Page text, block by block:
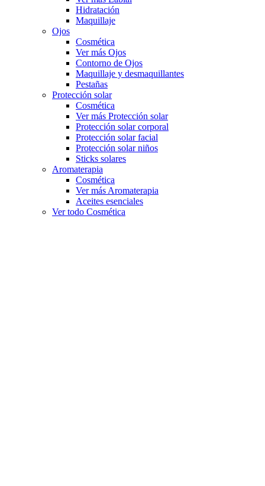
Hidratación
Maquillaje
Ojos
Cosmética
Ver más Ojos
Contorno de Ojos
Maquillaje y desmaquillantes
Pestañas
Protección solar
Cosmética
Ver más Protección solar
Protección solar corporal
Protección solar facial
Protección solar niños
Sticks solares
Aromaterapia
Cosmética
Ver más Aromaterapia
Aceites esenciales
Ver todo Cosmética